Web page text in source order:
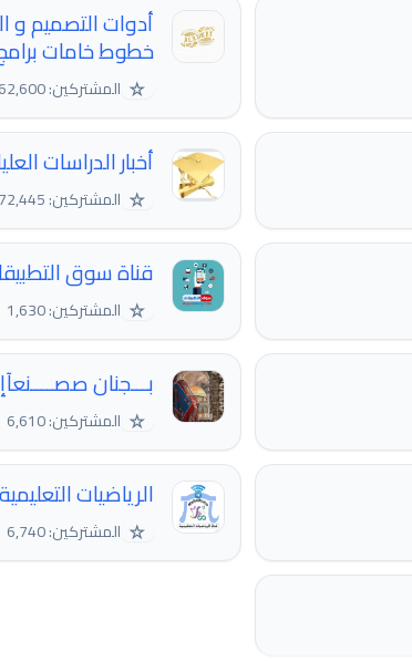
أدوات التصميم و
خطوط خامات
☆ المشتركين: 62,600
أخبار الدراسات
☆ المشتركين: 72,445
قناة سوق
☆ المشتركين: 1,630
بـــجنان
☆ المشتركين: 6,610
الرياضيات التعليمية
☆ المشتركين: 6,740